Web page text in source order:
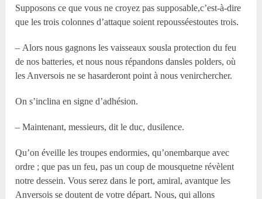
Supposons ce que vous ne croyez pas supposable,c’est-à-dire
que les trois colonnes d’attaque soient repousséestoutes trois.
– Alors nous gagnons les vaisseaux sousla protection du feu
de nos batteries, et nous nous répandons dansles polders, où
les Anversois ne se hasarderont point à nous venirchercher.
On s’inclina en signe d’adhésion.
– Maintenant, messieurs, dit le duc, dusilence.
Qu’on éveille les troupes endormies, qu’onembarque avec
ordre ; que pas un feu, pas un coup de mousquetne révèlent
notre dessein. Vous serez dans le port, amiral, avantque les
Anversois se doutent de votre départ. Nous, qui allons